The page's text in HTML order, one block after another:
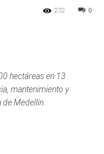
0
232
hectáreas en 13
mantenimiento y
Medellín.